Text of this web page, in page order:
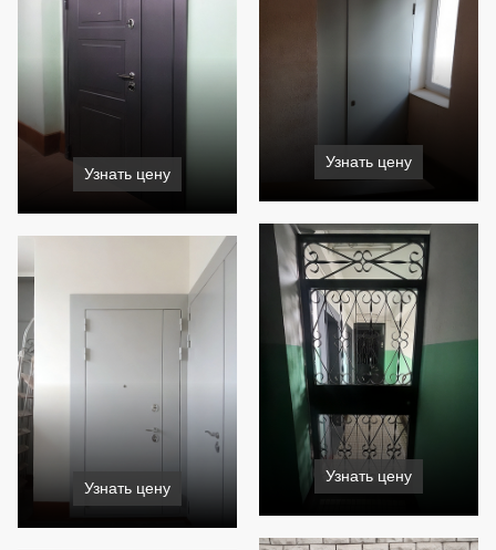
Узнать цену
Узнать цену
Узнать цену
Узнать цену